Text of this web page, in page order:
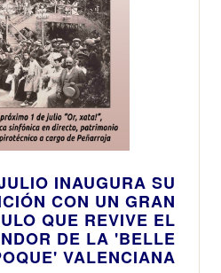
INAUGURA SU
CON UN GRAN
QUE REVIVE EL
DE LA 'BELLE
VALENCIANA